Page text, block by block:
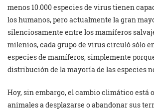
menos 10.000 especies de virus tienen
los humanos, pero actualmente la gran
silenciosamente entre los mamíferos
milenios, cada grupo de virus circuló sólo
especies de mamíferos, simplemente
distribución de la mayoría de las especies
Hoy, sin embargo, el cambio climático está
animales a desplazarse o abandonar sus